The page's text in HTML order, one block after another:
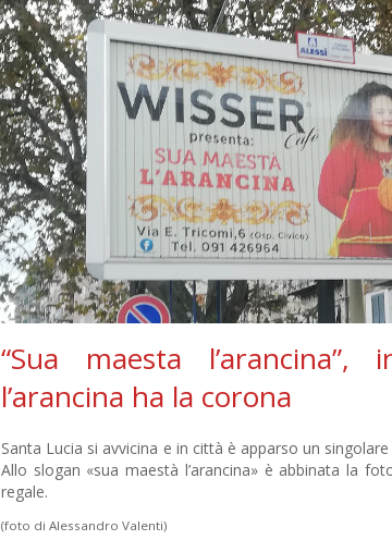
“Sua maesta
l’arancina ha la corona
Santa Lucia si avvicina e in città è apparso un
Allo slogan «sua maestà l’arancina» è abbinata la
regale.
(foto di Alessandro Valenti)